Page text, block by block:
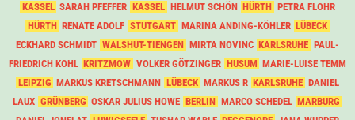
KASSEL SARAH PFEFFER KASSEL HELMUT SCHÖN HÜRTH PETRA FLOHR
HÜRTH RENATE ADOLF STUTGART MARINA ANDING-KÖHLER LÜBECK
ECKHARD SCHMIDT WALSHUT-TIENGEN MIRTA NOVINC KARLSRUHE PAUL-
FRIEDRICH KOHL KRITZMOW VOLKER GÖTZINGER HUSUM MARIE-LUISE TEMM
LEIPZIG MARKUS KRETSCHMANN LÜBECK MARKUS R KARLSRUHE DANIEL
LAUX GRÜNBERG OSKAR JULIUS HOWE BERLIN MARCO SCHEDEL MARBURG